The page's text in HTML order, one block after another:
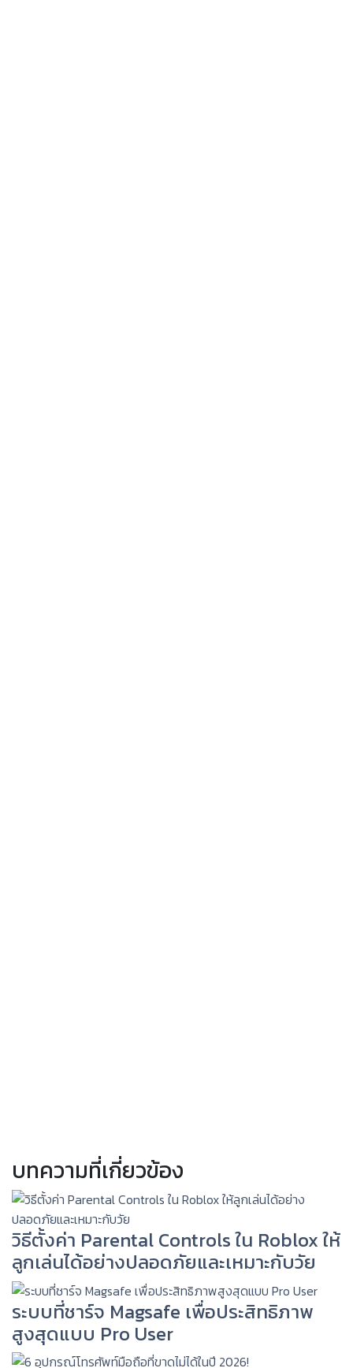
บทความที่เกี่ยวข้อง
วิธีตั้งค่า Parental Controls ใน Roblox ให้
ลูกเล่นได้อย่างปลอดภัยและเหมาะกับวัย
ระบบที่ชาร์จ Magsafe เพื่อประสิทธิภาพ
สูงสุดแบบ Pro User